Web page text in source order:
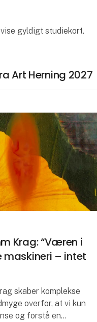
gyldigt studiekort.
Art Herning 2027
Krag: “Væren i
maskineri – intet
skaber komplekse
overfor, at vi kun
og forstå en